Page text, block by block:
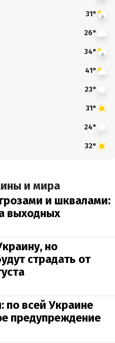
31°
26°
34°
41°
23°
31°
24°
32°
и мира
и шквалами:
выходных
но
страдать от
по всей Украине
предупреждение